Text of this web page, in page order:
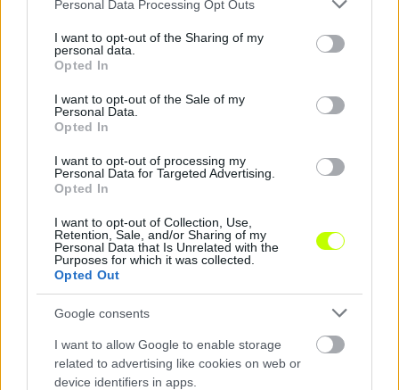
not limited to your visit or usage behaviour. You may click to
grant or deny consent to Google and its third-party tags to
use your data for below specified purposes in below Google
consent section.
Personal Data Processing Opt Outs
I want to opt-out of the Sharing of my
personal data.
Opted In
I want to opt-out of the Sale of my
Personal Data.
Opted In
I want to opt-out of processing my
Personal Data for Targeted Advertising.
Opted In
I want to opt-out of Collection, Use,
Retention, Sale, and/or Sharing of my
Personal Data that Is Unrelated with the
Purposes for which it was collected.
Opted Out
Google consents
I want to allow Google to enable storage
related to advertising like cookies on web or
device identifiers in apps.
Ötgólos dráma: kétgólos hátrányból állt fel az MTK,
Colley a hosszabbítás végén döntötte el a forduló pénteki
nyitómérkőzését.